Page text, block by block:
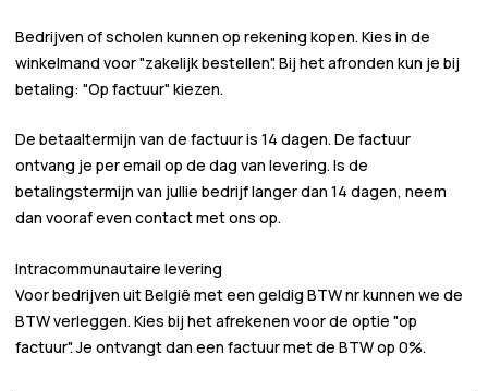
Bedrijven of scholen kunnen op rekening kopen. Kies in de
winkelmand voor"zakelijk bestellen". Bij het afronden kun je bij
betaling: "Op factuur" kiezen.
De betaaltermijn van de factuur is 14 dagen. De factuur
ontvang je per email op de dag van levering. Is de
betalingstermijn van jullie bedrijf langer dan 14 dagen, neem
dan vooraf even contact met ons op.
Intracommunautaire levering
Voor bedrijven uit België met een geldig BTW nr kunnen we de
BTW verleggen. Kies bij het afrekenen voor de optie "op
factuur". Je ontvangt dan een factuur met de BTW op 0%.